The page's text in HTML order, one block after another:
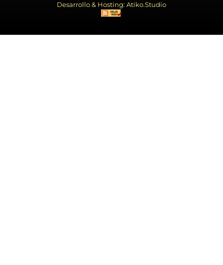
Desarrollo & Hosting: Atiko.Studio